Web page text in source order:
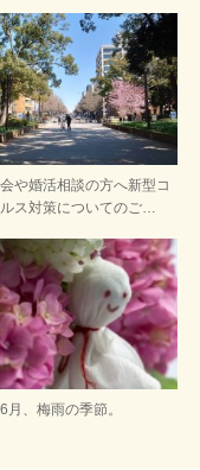
や婚活相談の方へ新型コ
ス対策についてのご…
月、梅雨の季節。